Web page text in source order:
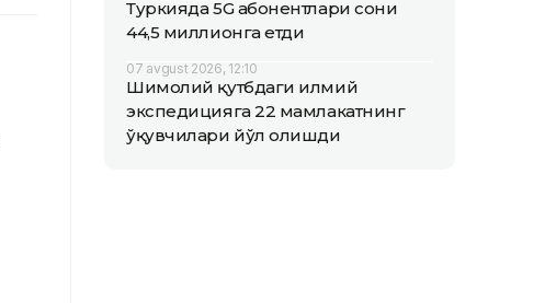
Туркияда 5G абонентлари сони
44,5 миллионга етди
07 avgust 2026, 12:10
Шимолий қутбдаги илмий
экспедицияга 22 мамлакатнинг
ўқувчилари йўл олишди